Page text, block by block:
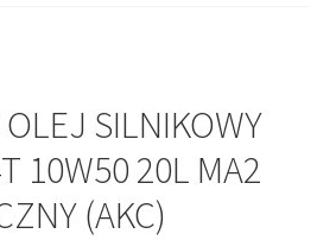
SILNIKOWY
10W50 20L MA2
(AKC)